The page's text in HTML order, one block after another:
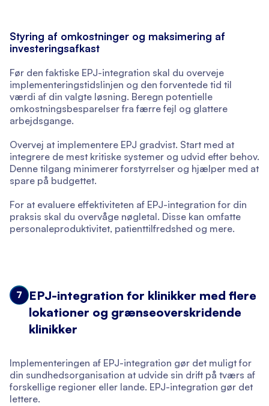
Styring af omkostninger og maksimering af
investeringsafkast
Før den faktiske EPJ-integration skal du overveje
implementeringstidslinjen og den forventede tid til
værdi af din valgte løsning. Beregn potentielle
omkostningsbesparelser fra færre fejl og glattere
arbejdsgange.
Overvej at implementere EPJ gradvist. Start med at
integrere de mest kritiske systemer og udvid efter behov.
Denne tilgang minimerer forstyrrelser og hjælper med at
spare på budgettet.
For at evaluere effektiviteten af EPJ-integration for din
praksis skal du overvåge nøgletal. Disse kan omfatte
personaleproduktivitet, patienttilfredshed og mere.
7
EPJ-integration for klinikker med flere
lokationer og grænseoverskridende
klinikker
Implementeringen af EPJ-integration gør det muligt for
din sundhedsorganisation at udvide sin drift på tværs af
forskellige regioner eller lande. EPJ-integration gør det
lettere.